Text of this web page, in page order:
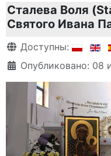
Сталева Воля
Святого Ивана
Информация о
Доступны:
Опубликовано: 08